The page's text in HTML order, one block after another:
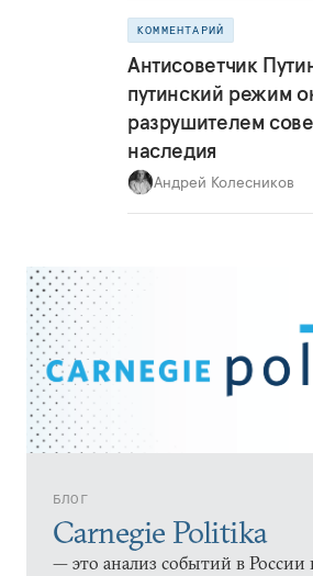
БЛОГ
Carnegie Politika
— это анализ событий в России
КОММЕНТАРИЙ
Антисоветчик
путинский режим
разрушителем
наследия
Андрей Колесников